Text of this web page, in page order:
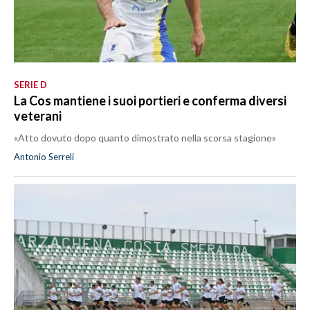
SERIE D
La Cos mantiene i suoi portieri e conferma diversi
veterani
«Atto dovuto dopo quanto dimostrato nella scorsa stagione»
Antonio Serreli